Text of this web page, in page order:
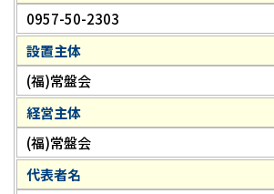
0957-50-2303
設置主体
(福)常盤会
経営主体
(福)常盤会
代表者名